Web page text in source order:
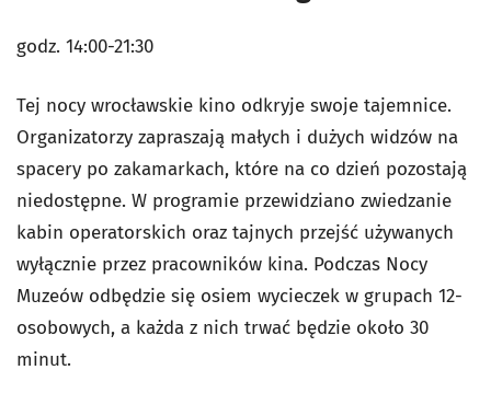
godz. 14:00-21:30
Tej nocy wrocławskie kino odkryje swoje tajemnice.
Organizatorzy zapraszają małych i dużych widzów na
spacery po zakamarkach, które na co dzień pozostają
niedostępne. W programie przewidziano zwiedzanie
kabin operatorskich oraz tajnych przejść używanych
wyłącznie przez pracowników kina. Podczas Nocy
Muzeów odbędzie się osiem wycieczek w grupach 12-
osobowych, a każda z nich trwać będzie około 30
minut.